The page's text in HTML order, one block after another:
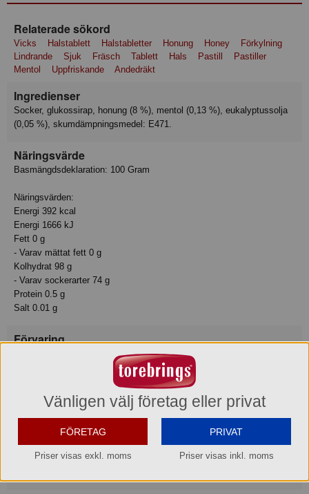
Relaterade sökord
Vicks Halstablett Halstabletter Honung Honey
Förkylning
Lindrande
Sjuk Fräsch Tablett Hals Pastill
Pastiller
Mentol
Uppfriskande Andedräkt
Ingredienser
socker, glukossirap, honung (8 %), mentol (0,13 %), eukalyptussolja
(0,05 %), skumdämpningsmedel: E471.
Näringsvärde
Basmängdsdeklaration: 100 Gram
Näringsvärden:
Energi 392 kcal
Energi 1666 kJ
Fett 0 g
- Varav mättat fett 0 g
Kolhydrat 98 g
- Varav sockerarter 74 g
Protein 0.5 g
Salt 0.01 g
Förvaring
Max-/Mintemperatur: 21/11°C
Förvaras torrt, ej över normal rumstemperatur. Skyddas mot direkt
Ursprungsland
Varumärke
Vänligen välj företag eller privat
FÖRETAG
Priser visas exkl. moms
PRIVAT
Priser visas inkl. moms